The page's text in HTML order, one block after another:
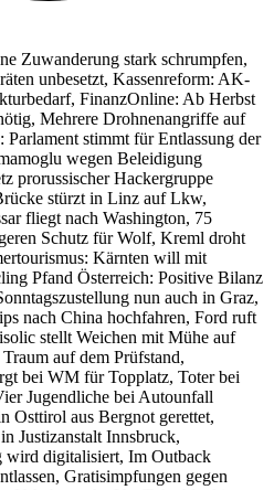
Zuwanderung stark schrumpfen,
unbesetzt, Kassenreform: AK-
FinanzOnline: Ab Herbst
Mehrere Drohnenangriffe auf
stimmt für Entlassung der
wegen Beleidigung
prorussischer Hackergruppe
stürzt in Linz auf Lkw,
fliegt nach Washington, 75
Schutz für Wolf, Kreml droht
Kärnten will mit
Pfand Österreich: Positive Bilanz
nun auch in Graz,
nach China hochfahren, Ford ruft
stellt Weichen mit Mühe auf
auf dem Prüfstand,
bei WM für Topplatz, Toter bei
Jugendliche bei Autounfall
Osttirol aus Bergnot gerettet,
Justizanstalt Innsbruck,
wird digitalisiert, Im Outback
Gratisimpfungen gegen